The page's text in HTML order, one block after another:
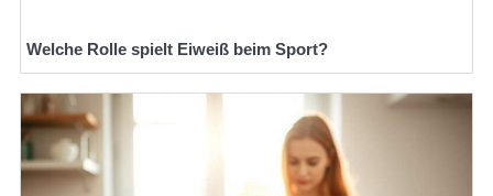
Welche Rolle spielt Eiweiß beim Sport?